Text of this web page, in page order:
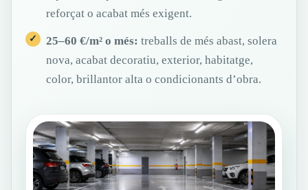
reforçat o acabat més exigent.
25–60 €/m² o més: treballs de més abast, solera
nova, acabat decoratiu, exterior, habitatge,
color, brillantor alta o condicionants d’obra.